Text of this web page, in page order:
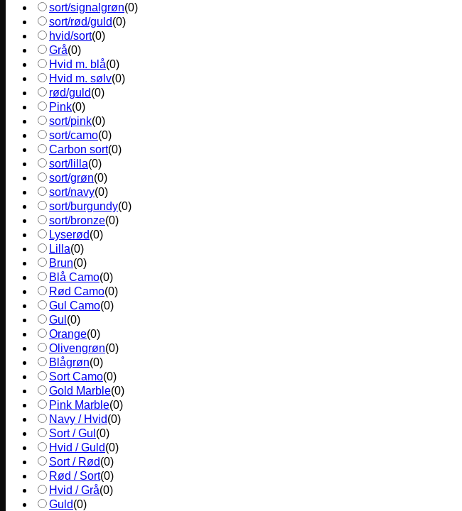
sort/signalgrøn(0)
sort/rød/guld(0)
hvid/sort(0)
Grå(0)
Hvid m. blå(0)
Hvid m. sølv(0)
rød/guld(0)
Pink(0)
sort/pink(0)
sort/camo(0)
Carbon sort(0)
sort/lilla(0)
sort/grøn(0)
sort/navy(0)
sort/burgundy(0)
sort/bronze(0)
Lyserød(0)
Lilla(0)
Brun(0)
Blå Camo(0)
Rød Camo(0)
Gul Camo(0)
Gul (0)
Orange(0)
Olivengrøn(0)
Blågrøn(0)
Sort Camo(0)
Gold Marble(0)
Pink Marble(0)
Navy / Hvid(0)
Sort / Gul (0)
Hvid / Guld(0)
Sort / Rød(0)
Rød / Sort(0)
Hvid / Grå(0)
Guld(0)